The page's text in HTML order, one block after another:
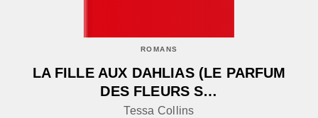
ROMANS
LA FILLE AUX DAHLIAS (LE PARFUM
DES FLEURS S…
Tessa Collins